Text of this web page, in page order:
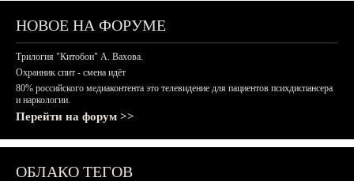
НОВОЕ НА ФОРУМЕ
Трилогия "Китобои" А. Вахова.
Охранник спит - смена идёт
80% российского медиаконтента это телевидение для пациентов психдиспансера
и наркологии.
Перейти на форум >>
ОБЛАКО ТЕГОВ